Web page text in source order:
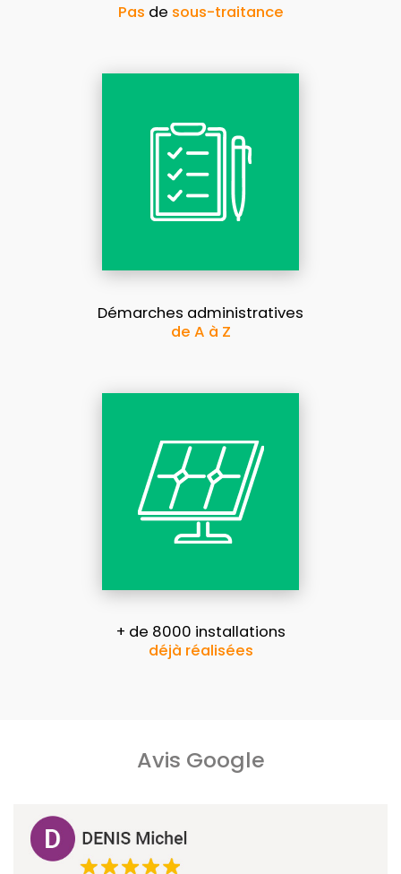
Pas de sous-traitance
Démarches administratives
de A à Z
+ de 8000 installations
déjà réalisées
Avis Google